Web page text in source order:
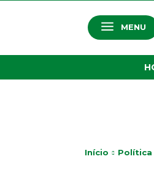
MENU
Início Política